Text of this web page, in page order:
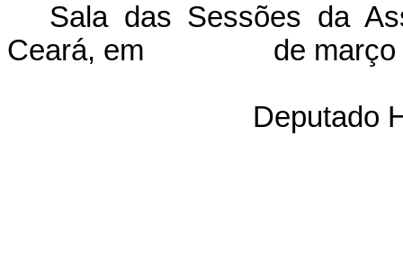
Sala das Sessões da
Ceará, em
de
Deputado